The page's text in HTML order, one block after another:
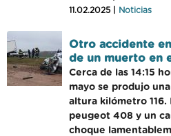
11.02.2025 | Noticias
Otro accidente
de un muerto en
Cerca de las 14:15
mayo se produjo
altura kilómetro
peugeot 408 y un
choque